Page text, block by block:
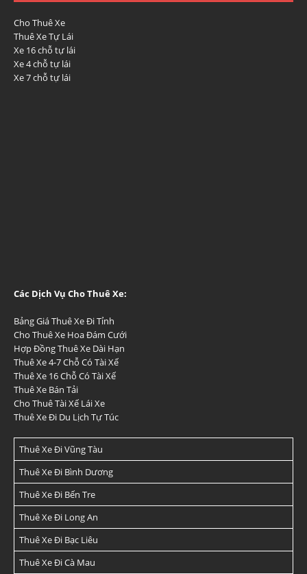
Cho Thuê Xe
Thuê Xe Tự Lái
Xe 16 chỗ tự lái
Xe 4 chỗ tự lái
Xe 7 chỗ tự lái
Các Dịch Vụ Cho Thuê Xe:
Bảng Giá Thuê Xe Đi Tỉnh
Cho Thuê Xe Hoa Đám Cưới
Hợp Đồng Thuê Xe Dài Hạn
Thuê Xe 4-7 Chỗ Có Tài Xế
Thuê Xe 16 Chỗ Có Tài Xế
Thuê Xe Bán Tải
Cho Thuê Tài Xế Lái Xe
Thuê Xe Đi Du Lịch Tự Túc
Thuê Xe Đi Vũng Tàu
Thuê Xe Đi Bình Dương
Thuê Xe Đi Bến Tre
Thuê Xe Đi Long An
Thuê Xe Đi Bạc Liêu
Thuê Xe Đi Cà Mau